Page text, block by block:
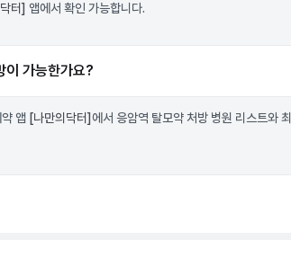
터] 앱에서 확인 가능합니다.
이 가능한가요?
앱 [나만의닥터] 에서 응암역 탈모약 처방 병원 리스트와